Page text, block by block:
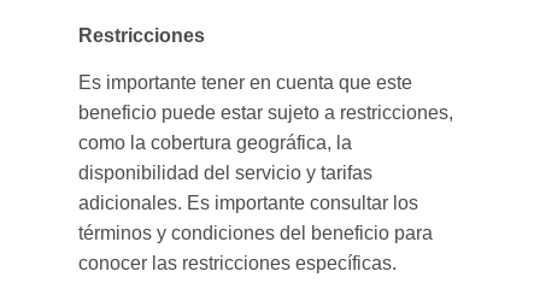
Restricciones
Es importante tener en cuenta que este
beneficio puede estar sujeto a restricciones,
como la cobertura geográfica, la
disponibilidad del servicio y tarifas
adicionales. Es importante consultar los
términos y condiciones del beneficio para
conocer las restricciones específicas.